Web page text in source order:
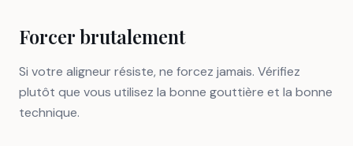
Forcer brutalement
Si votre aligneur résiste, ne forcez jamais. Vérifiez
plutôt que vous utilisez la bonne gouttière et la bonne
technique.